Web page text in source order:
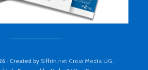
· Created by Siffrin.net Cross Media UG,